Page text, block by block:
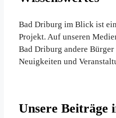
Bad Driburg im Blick ist
Projekt. Auf unseren
Bad Driburg andere
Neuigkeiten und
Unsere Beiträge